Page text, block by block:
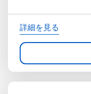
詳細を見る